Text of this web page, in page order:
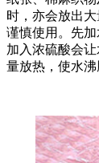
时，亦会放出
谨慎使用。先
加入浓硫酸会
量放热，使水沸